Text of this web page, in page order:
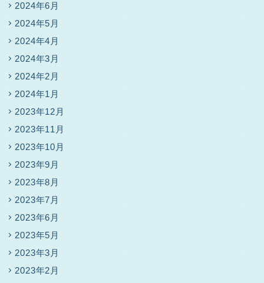
2024年6月
2024年5月
2024年4月
2024年3月
2024年2月
2024年1月
2023年12月
2023年11月
2023年10月
2023年9月
2023年8月
2023年7月
2023年6月
2023年5月
2023年3月
2023年2月